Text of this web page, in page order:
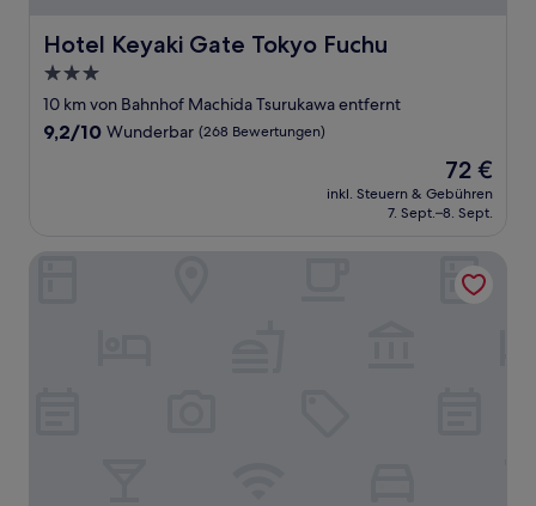
Hotel Keyaki Gate Tokyo Fuchu
Hotel Keyaki Gate Tokyo Fuchu
3.0-
Sterne-
Unterkunft
10 km von Bahnhof Machida Tsurukawa entfernt
9.2
9,2/10 Wunderbar (268 Bewertungen)
Der
Preis
beträgt
72 €
inkl. Steuern & Gebühren
7. Sept.–8. Sept.